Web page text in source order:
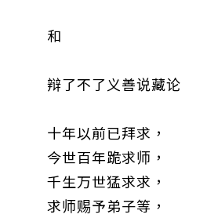
和
辩了不了义善说藏论
十年以前已拜求，
今世百年跪求师，
千生万世猛求求，
求师赐予弟子等，